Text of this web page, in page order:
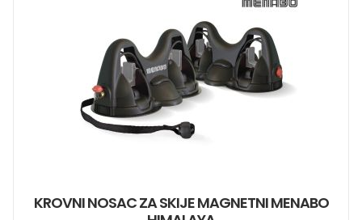
KROVNI NOSAC ZA SKIJE MAGNETNI MENABO